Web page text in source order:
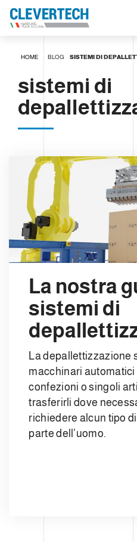
HOME BLOG SISTEMI DI
sistemi di
La nostra
sistemi di
La depallettizzazione
macchinari
confezioni o singoli
trasferirli dove
richiedere alcun tipo
parte dell’uomo.